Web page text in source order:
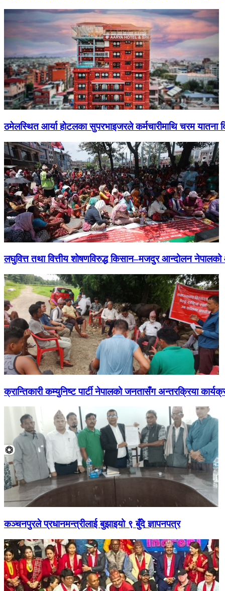
ठमेलस्थित आर्या होटलका सुपरभाइजरले कर्मचारीमाथि चरम यातना
लघुवित्त तथा वित्तीय शोषणविरुद्ध किसान–मजदुर आन्दोलन नेपालको
क्रान्तिकारी कम्युनिष्ट पार्टी नेपालको जनतासँग अन्तरक्रिया
कञ्चनपुरले प्रधानमन्त्रीलाई बुझाइयो ९ बुँदे ज्ञापनपत्र